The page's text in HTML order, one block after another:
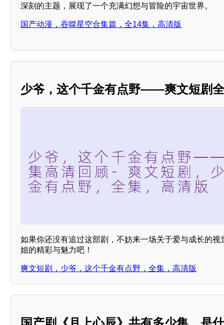
深刻的主题，展现了一个充满幻想与冒险的宇宙世界。
国产动漫，吞噬星空合集篇，全14集，高清版
少爷，这个千金有点野——爽文短剧
如果你还没有追过这部剧，不妨来一场关于爱与成长的视
姐的精彩与魅力吧！
爽文短剧，少爷，这个千金有点野，全集，高清版